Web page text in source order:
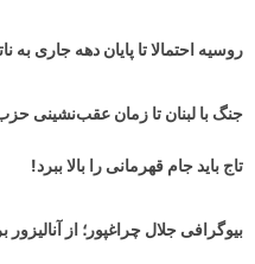
روسیه احتمالا تا پایان دهه جاری به
جنگ با لبنان تا زمان عقب‌نشینی
تاج باید جام قهرمانی را بالا ببرد!
بیوگرافی جلال چراغپور؛ از